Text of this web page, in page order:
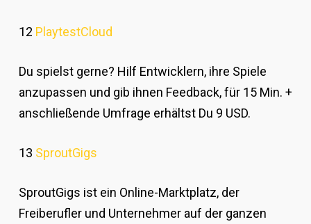
12 PlaytestCloud
Du spielst gerne? Hilf Entwicklern, ihre Spiele
anzupassen und gib ihnen Feedback, für 15 Min. +
anschließende Umfrage erhältst Du 9 USD.
13 SproutGigs
SproutGigs ist ein Online-Marktplatz, der
Freiberufler und Unternehmer auf der ganzen